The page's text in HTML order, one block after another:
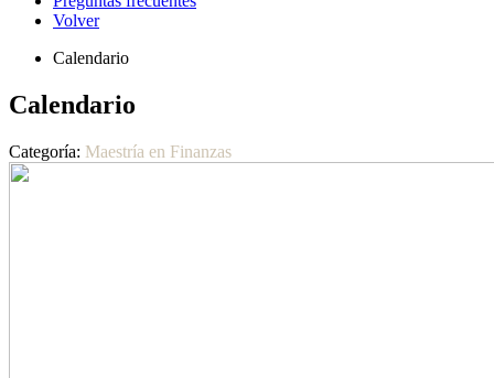
Volver
Calendario
Calendario
Categoría: Maestría en Finanzas